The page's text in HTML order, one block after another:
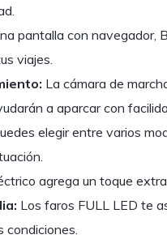
pantalla con navegador,
viajes.
La cámara de
a aparcar con
elegir entre varios
agrega un toque
Los faros FULL LED te
condiciones.